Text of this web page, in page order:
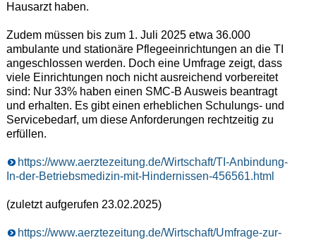
Hausarzt haben.
Zudem müssen bis zum 1. Juli 2025 etwa 36.000
ambulante und stationäre Pflegeeinrichtungen an die TI
angeschlossen werden. Doch eine Umfrage zeigt, dass
viele Einrichtungen noch nicht ausreichend vorbereitet
sind: Nur 33% haben einen SMC-B Ausweis beantragt
und erhalten. Es gibt einen erheblichen Schulungs- und
Servicebedarf, um diese Anforderungen rechtzeitig zu
erfüllen.
https://www.aerztezeitung.de/Wirtschaft/TI-Anbindung-
In-der-Betriebsmedizin-mit-Hindernissen-456561.html
(zuletzt aufgerufen 23.02.2025)
https://www.aerztezeitung.de/Wirtschaft/Umfrage-zur-